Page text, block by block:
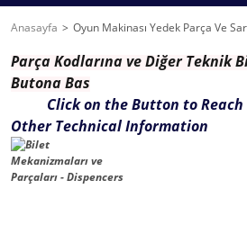
Anasayfa Oyun Makinası Yedek Parça Ve
Parça Kodlarına ve Diğer Teknik
Butona Bas
Click on the Button to
Other Technical Information